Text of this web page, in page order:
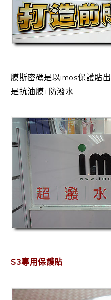
膜斯密碼是以imos保護貼
是抗油膜+防潑水
S3專用保護貼